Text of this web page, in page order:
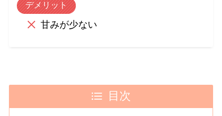
デメリット
甘みが少ない
目次